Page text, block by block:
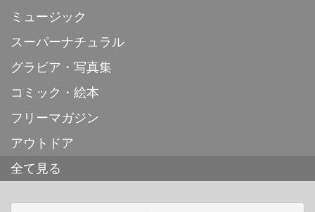
ミュージック
スーパーナチュラル
グラビア・写真集
コミック・絵本
フリーマガジン
アウトドア
全て見る